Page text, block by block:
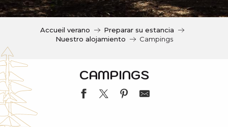
i
l
Accueil verano
Preparar su estancia
Nuestro alojamiento
Campings
CAMPINGS